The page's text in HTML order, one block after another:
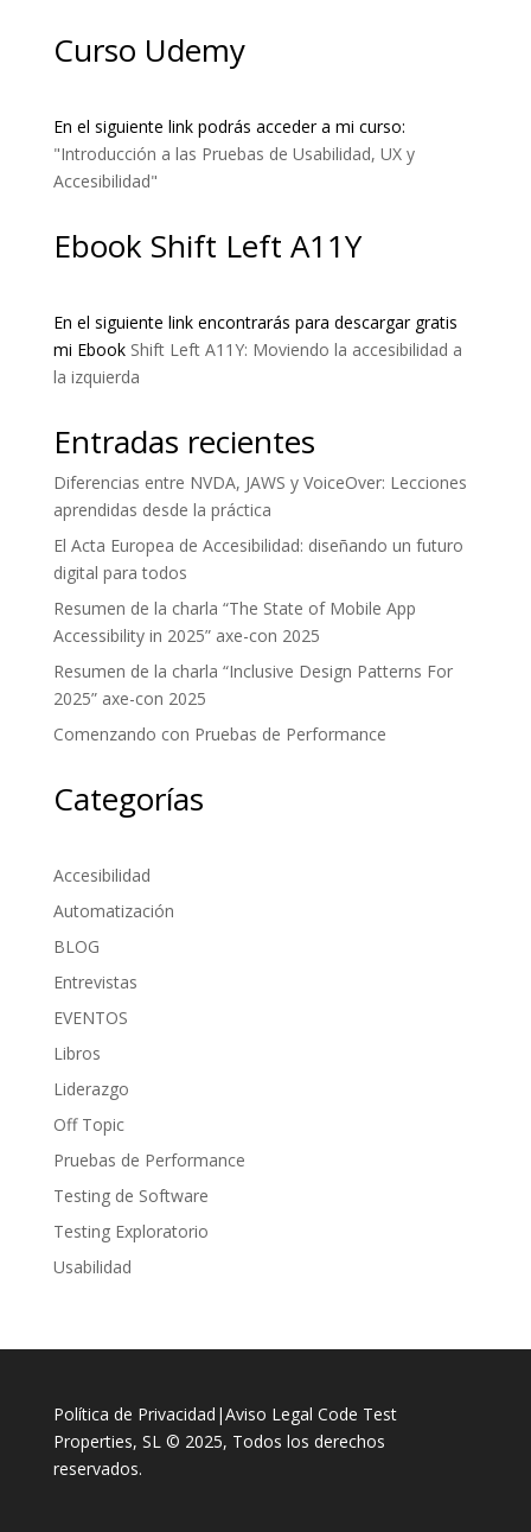
Curso Udemy
En el siguiente link podrás acceder a mi curso:
"Introducción a las Pruebas de Usabilidad, UX y
Accesibilidad"
Ebook Shift Left A11Y
En el siguiente link encontrarás para descargar gratis
mi Ebook Shift Left A11Y: Moviendo la accesibilidad a
la izquierda
Entradas recientes
Diferencias entre NVDA, JAWS y VoiceOver: Lecciones
aprendidas desde la práctica
El Acta Europea de Accesibilidad: diseñando un futuro
digital para todos
Resumen de la charla “The State of Mobile App
Accessibility in 2025” axe-con 2025
Resumen de la charla “Inclusive Design Patterns For
2025” axe-con 2025
Comenzando con Pruebas de Performance
Categorías
Accesibilidad
Automatización
BLOG
Entrevistas
EVENTOS
Libros
Liderazgo
Off Topic
Pruebas de Performance
Testing de Software
Testing Exploratorio
Usabilidad
Política de Privacidad |Aviso Legal Code Test
Properties, SL © 2025, Todos los derechos
reservados.